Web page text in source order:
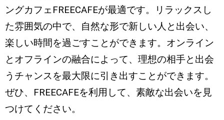
ングカフェFREECAFEが最適です。リラックスし
た雰囲気の中で、自然な形で新しい人と出会い、
楽しい時間を過ごすことができます。オンライン
とオフラインの融合によって、理想の相手と出会
うチャンスを最大限に引き出すことができます。
ぜひ、FREECAFEを利用して、素敵な出会いを見
つけてください。